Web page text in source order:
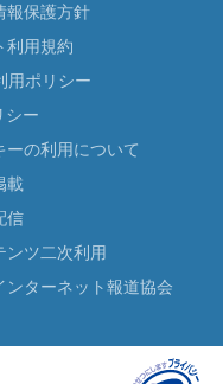
報保護方針
利用規約
用ポリシー
シー
ーの利用について
載
信
ンツ二次利用
ンターネット報道協会